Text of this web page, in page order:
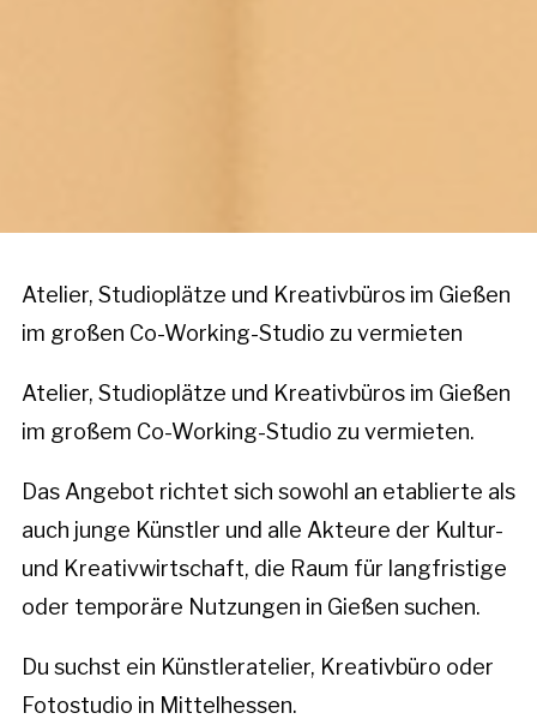
Atelier, Studioplätze und Kreativbüros im Gießen
im großen Co-Working-Studio zu vermieten
Atelier, Studioplätze und Kreativbüros im Gießen
im großem Co-Working-Studio zu vermieten.
Das Angebot richtet sich sowohl an etablierte als
auch junge Künstler und alle Akteure der Kultur-
und Kreativwirtschaft, die Raum für langfristige
oder temporäre Nutzungen in Gießen suchen.
Du suchst ein Künstleratelier, Kreativbüro oder
Fotostudio in Mittelhessen.